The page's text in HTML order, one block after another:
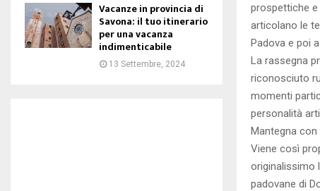
prospettiche e
articolano le
Padova e poi
La rassegna
riconosciuto
momenti
personalità
Mantegna con
Viene così
originalissimo
padovane di
Vacanze in provincia di
Savona: il tuo itinerario
per una vacanza
indimenticabile
13 Settembre, 2024